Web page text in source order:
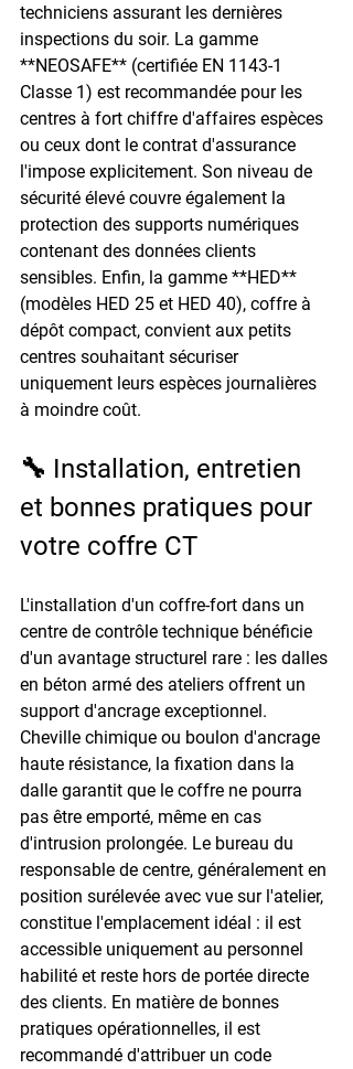
techniciens assurant les dernières
inspections du soir. La gamme
**NEOSAFE** (certifiée EN 1143-1
Classe 1) est recommandée pour les
centres à fort chiffre d'affaires espèces
ou ceux dont le contrat d'assurance
l'impose explicitement. Son niveau de
sécurité élevé couvre également la
protection des supports numériques
contenant des données clients
sensibles. Enfin, la gamme **HED**
(modèles HED 25 et HED 40), coffre à
dépôt compact, convient aux petits
centres souhaitant sécuriser
uniquement leurs espèces journalières
à moindre coût.
🔧 Installation, entretien
et bonnes pratiques pour
votre coffre CT
L'installation d'un coffre-fort dans un
centre de contrôle technique bénéficie
d'un avantage structurel rare : les dalles
en béton armé des ateliers offrent un
support d'ancrage exceptionnel.
Cheville chimique ou boulon d'ancrage
haute résistance, la fixation dans la
dalle garantit que le coffre ne pourra
pas être emporté, même en cas
d'intrusion prolongée. Le bureau du
responsable de centre, généralement en
position surélevée avec vue sur l'atelier,
constitue l'emplacement idéal : il est
accessible uniquement au personnel
habilité et reste hors de portée directe
des clients. En matière de bonnes
pratiques opérationnelles, il est
recommandé d'attribuer un code